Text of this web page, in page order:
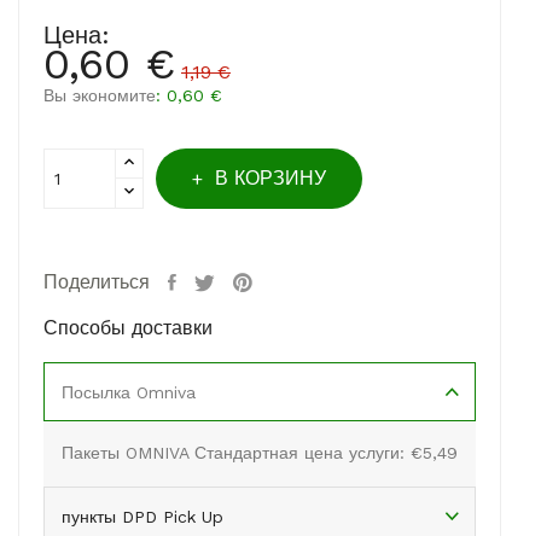
Цена:
0,60 € 1,19 €
Вы экономите: 0,60 €
В КОРЗИНУ
Поделиться
Способы доставки
Посылка Omniva
Пакеты OMNIVA Стандартная цена услуги: €5,49
пункты DPD Pick Up